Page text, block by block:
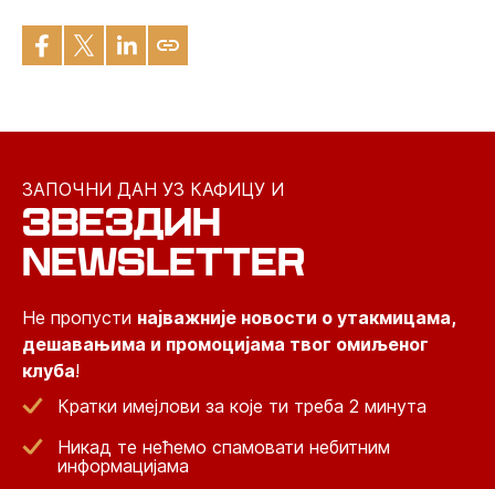
ЗАПОЧНИ ДАН УЗ КАФИЦУ И
ЗВЕЗДИН
NEWSLETTER
Не пропусти најважније новости о утакмицама,
дешавањима и промоцијама твог омиљеног
клуба!
Кратки имејлови за које ти треба 2 минута
Никад те нећемо спамовати небитним
информацијама